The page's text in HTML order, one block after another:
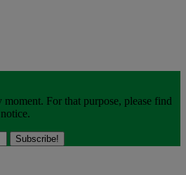
For that purpose, please find